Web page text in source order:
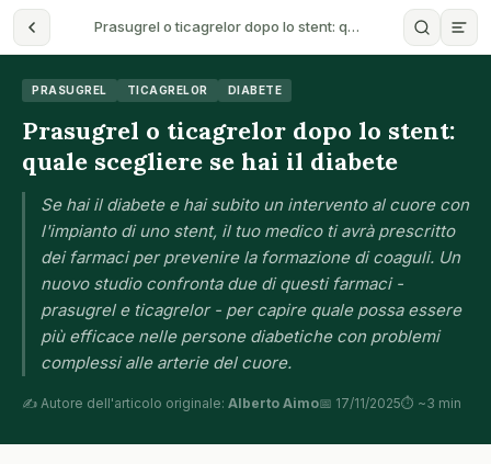
Prasugrel o ticagrelor dopo lo stent: q…
PRASUGREL TICAGRELOR DIABETE
Prasugrel o ticagrelor dopo lo stent:
quale scegliere se hai il diabete
Se hai il diabete e hai subito un intervento al cuore con
l'impianto di uno stent, il tuo medico ti avrà prescritto
dei farmaci per prevenire la formazione di coaguli. Un
nuovo studio confronta due di questi farmaci -
prasugrel e ticagrelor - per capire quale possa essere
più efficace nelle persone diabetiche con problemi
complessi alle arterie del cuore.
✍️ Autore dell'articolo originale: Alberto Aimo📅 17/11/2025⏱ ~3 min